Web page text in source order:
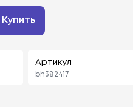
Купить
Артикул
bh382417